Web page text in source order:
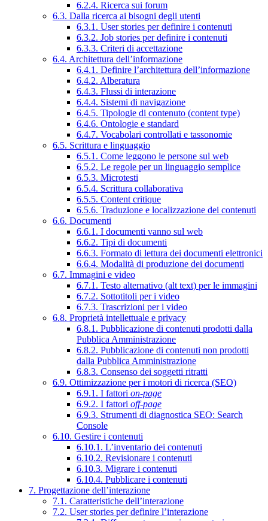
6.2.4. Ricerca sui forum
6.3. Dalla ricerca ai bisogni degli utenti
6.3.1. User stories per definire i contenuti
6.3.2. Job stories per definire i contenuti
6.3.3. Criteri di accettazione
6.4. Architettura dell’informazione
6.4.1. Definire l’architettura dell’informazione
6.4.2. Alberatura
6.4.3. Flussi di interazione
6.4.4. Sistemi di navigazione
6.4.5. Tipologie di contenuto (content type)
6.4.6. Ontologie e standard
6.4.7. Vocabolari controllati e tassonomie
6.5. Scrittura e linguaggio
6.5.1. Come leggono le persone sul web
6.5.2. Le regole per un linguaggio semplice
6.5.3. Microtesti
6.5.4. Scrittura collaborativa
6.5.5. Content critique
6.5.6. Traduzione e localizzazione dei contenuti
6.6. Documenti
6.6.1. I documenti vanno sul web
6.6.2. Tipi di documenti
6.6.3. Formato di lettura dei documenti elettronici
6.6.4. Modalità di produzione dei documenti
6.7. Immagini e video
6.7.1. Testo alternativo (alt text) per le immagini
6.7.2. Sottotitoli per i video
6.7.3. Trascrizioni per i video
6.8. Proprietà intellettuale e privacy
6.8.1. Pubblicazione di contenuti prodotti dalla
Pubblica Amministrazione
6.8.2. Pubblicazione di contenuti non prodotti
dalla Pubblica Amministrazione
6.8.3. Consenso dei soggetti ritratti
6.9. Ottimizzazione per i motori di ricerca (SEO)
6.9.1. I fattori on-page
6.9.2. I fattori off-page
6.9.3. Strumenti di diagnostica SEO: Search
Console
6.10. Gestire i contenuti
6.10.1. L’inventario dei contenuti
6.10.2. Revisionare i contenuti
6.10.3. Migrare i contenuti
6.10.4. Pubblicare i contenuti
7. Progettazione dell’interazione
7.1. Caratteristiche dell’interazione
7.2. User stories per definire l’interazione